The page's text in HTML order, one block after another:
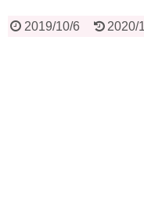
2019/10/6 2020/